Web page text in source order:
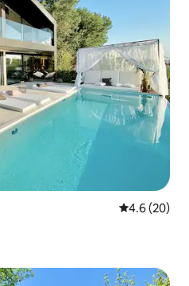
レビュー20
4.6 (20)